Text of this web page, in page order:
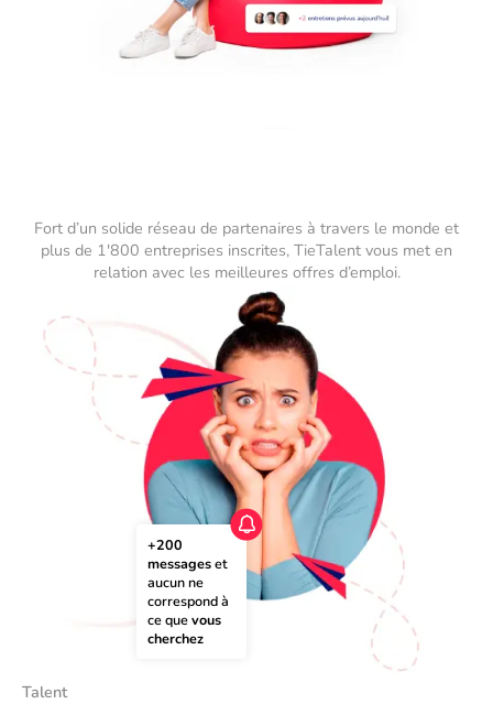
Fort d’un solide réseau de partenaires à travers le monde et
plus de 1'800 entreprises inscrites, TieTalent vous met en
relation avec les meilleures offres d’emploi.
+200
messages et
aucun ne
correspond à
ce que vous
cherchez
Talent